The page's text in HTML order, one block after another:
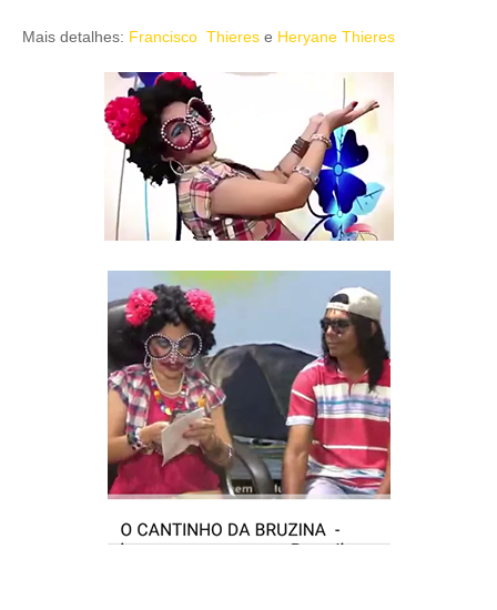
Mais detalhes: Francisco Thieres e Heryane Thieres